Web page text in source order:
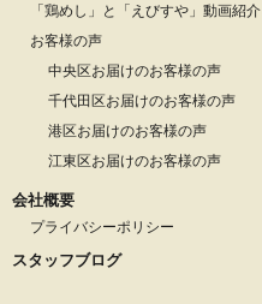
「鶏めし」と「えびすや」動画紹介
お客様の声
中央区お届けのお客様の声
千代田区お届けのお客様の声
港区お届けのお客様の声
江東区お届けのお客様の声
会社概要
プライバシーポリシー
スタッフブログ